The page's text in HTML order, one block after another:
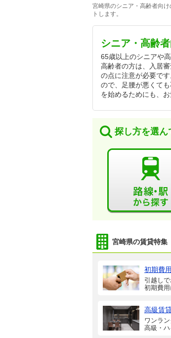
宮崎県のシニア・高齢者向
トします。
シニア・高齢
65歳以上のシニアや
高齢者の方は、入居
の点に注意が必要で
ので、足腰が悪くて
を始めるためにも、
探し方を選ん
宮崎県の賃貸特集
初期費
引越し
初期費
高級賃
ワンラ
高級・